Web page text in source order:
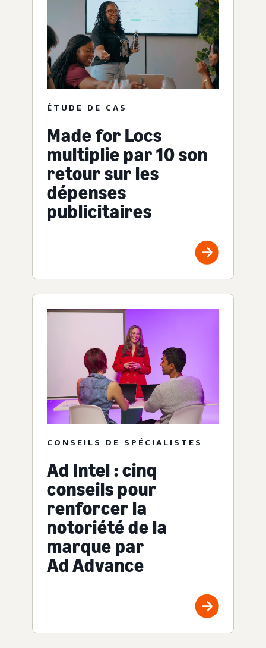
ÉTUDE DE CAS
Made for Locs
multiplie par 10 son
retour sur les
dépenses
publicitaires
CONSEILS DE SPÉCIALISTES
Ad Intel : cinq
conseils pour
renforcer la
notoriété de la
marque par
Ad Advance